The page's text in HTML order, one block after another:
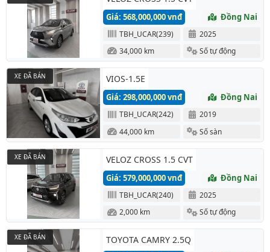
Giá: 568,000,000 vnđ Đồng Nai
TBH_UCAR(239)
2025
34,000 km
Số tự động
VIOS-1.5E
Giá: 298,000,000 vnđ Đồng Nai
TBH_UCAR(242)
2019
44,000 km
Số sàn
XE ĐÃ BÁN
VELOZ CROSS 1.5 CVT
Giá: 579,000,000 vnđ Đồng Nai
TBH_UCAR(240)
2025
2,000 km
Số tự động
XE ĐÃ BÁN
TOYOTA CAMRY 2.5Q
XE ĐÃ BÁN